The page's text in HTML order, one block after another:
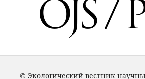
© Экологический вестник